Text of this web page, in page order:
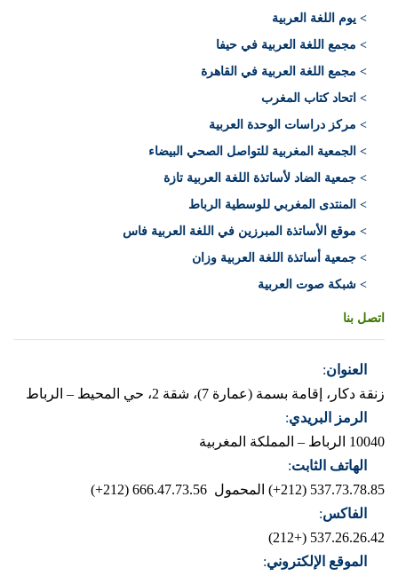
> يوم اللغة العربية
> مجمع اللغة العربية في حيفا
> مجمع اللغة العربية في القاهرة
> اتحاد كتاب المغرب
> مركز دراسات الوحدة العربية
> الجمعية المغربية للتواصل الصحي البيضاء
> جمعية الضاد لأساتذة اللغة العربية تازة
> المنتدى المغربي للوسطية الرباط
> موقع الأساتذة المبرزين في اللغة العربية فاس
> جمعية أساتذة اللغة العربية وزان
> شبكة صوت العربية
اتصل بنا
العنوان:
زنقة دكار، إقامة بسمة (عمارة 7)، شقة 2، حي المحيط – الرباط
الرمز البريدي:
10040 الرباط – المملكة المغربية
الهاتف الثابت:
537.73.78.85 (212+)
المحمول 666.47.73.56 (212+)
الفاكس:
537.26.26.42 (+212)
الموقع الإلكتروني: